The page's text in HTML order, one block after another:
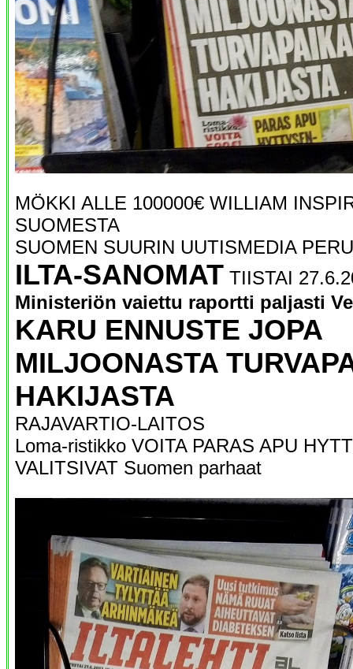
MÖKKI ALLE 100000€ WILLIAM
SUOMESTA
SUOMEN SUURIN UUTISMEDIA
ILTA-SANOMAT TIISTAI
Ministeriön vaiettu raportti paljasti
KARU ENNUSTE JOPA
MILJOONASTA
HAKIJASTA
RAJAVARTIO-LAITOS
Loma-ristikko VOITA PARAS APU
VALITSIVAT Suomen parhaat